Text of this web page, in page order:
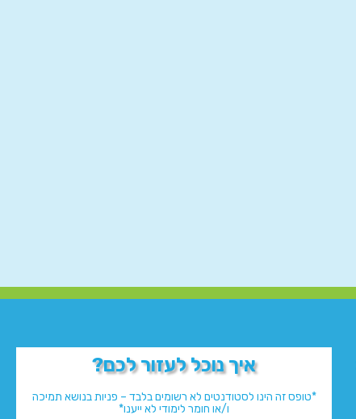
איך נוכל לעזור לכם?
*טופס זה הינו לסטודנטים לא רשומים בלבד – פניות בנושא תמיכה
ו/או חומר לימודי לא ייענו*